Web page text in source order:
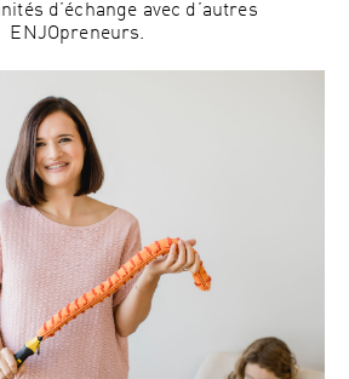
d’échange avec d’autres
ENJOpreneurs.